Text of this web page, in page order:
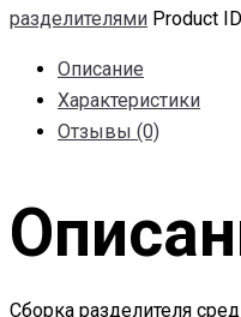
разделителями Product
Описание
Характеристики
Отзывы (0)
Сборка разделителя